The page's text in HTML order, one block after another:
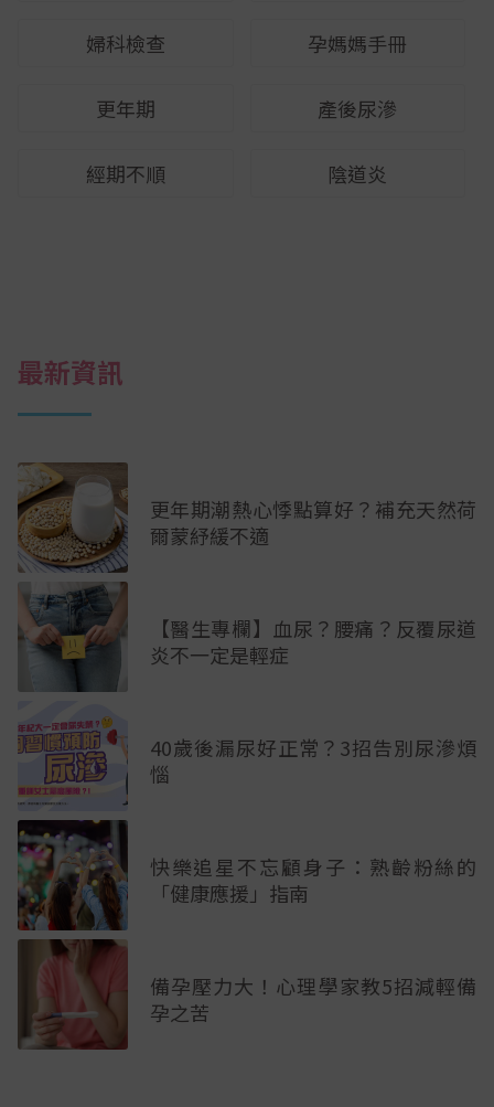
婦科檢查 孕媽媽手冊
更年期 產後尿滲
經期不順 陰道炎
最新資訊
更年期潮熱心悸點算好？補充天然荷
爾蒙紓緩不適
【醫生專欄】血尿？腰痛？反覆尿道
炎不一定是輕症
40歲後漏尿好正常？3招告別尿滲煩
惱
快樂追星不忘顧身子：熟齡粉絲的
「健康應援」指南
備孕壓力大！心理學家教5招減輕備
孕之苦